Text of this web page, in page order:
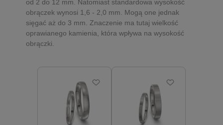
od 2 do 12 mm. Natomiast standardowa wysokość
obrączek wynosi 1,6 - 2,0 mm. Mogą one jednak
sięgać aż do 3 mm. Znaczenie ma tutaj wielkość
oprawianego kamienia, która wpływa na wysokość
obrączki.